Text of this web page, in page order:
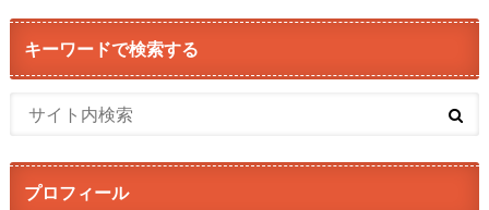
キーワードで検索する
プロフィール